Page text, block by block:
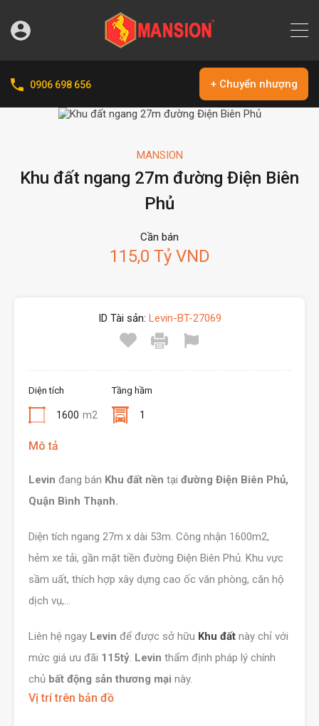
0906 698 656 + Chuyển nhượng
MANSION
Khu đất ngang 27m đường Điện Biên
Phủ
Cần bán
115,0 Tỷ VND
ID Tài sản: Levin-BT-27069
Diện tích
1600 m2
Tầng hầm
1
Mô tả
Levin đang bán Khu đất nền tại đường Điện Biên Phủ,
Quận Bình Thạnh.
Diện tích ngang 27m x dài 53m. Công nhận 1600m2,
hẻm xe tải, gần mặt tiền đường Điện Biên Phủ. Khu vực
sầm uất, thích hợp xây dựng cao ốc văn phòng, căn hộ
dịch vụ,…
Liên hệ ngay Levin để được sở hữu Khu đất này chỉ với
mức giá ưu đãi 115tỷ. Levin thẩm định pháp lý chính
chủ bất động sản thương mại này.
Vị trí trên bản đồ